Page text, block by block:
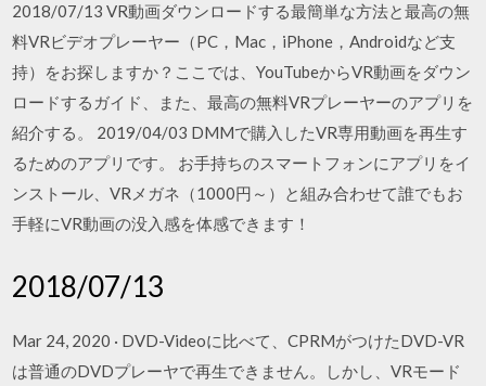
2018/07/13 VR動画ダウンロードする最簡単な方法と最高の無
料VRビデオプレーヤー（PC，Mac，iPhone，Androidなど支
持）をお探しますか？ここでは、YouTubeからVR動画をダウン
ロードするガイド、また、最高の無料VRプレーヤーのアプリを
紹介する。 2019/04/03 DMMで購入したVR専用動画を再生す
るためのアプリです。 お手持ちのスマートフォンにアプリをイ
ンストール、VRメガネ（1000円～）と組み合わせて誰でもお
手軽にVR動画の没入感を体感できます！
2018/07/13
Mar 24, 2020 · DVD-Videoに比べて、CPRMがつけたDVD-VR
は普通のDVDプレーヤで再生できません。しかし、VRモード